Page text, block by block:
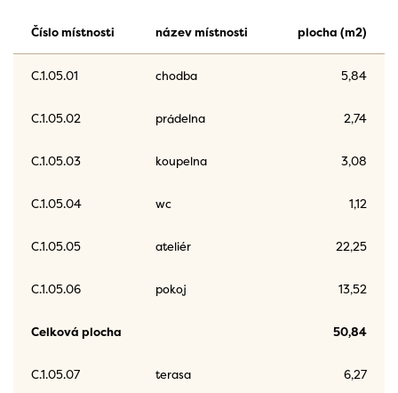
Číslo místnosti název místnosti plocha (m2)
C.1.05.01 chodba 5,84
C.1.05.02 prádelna 2,74
C.1.05.03 koupelna 3,08
C.1.05.04 wc 1,12
C.1.05.05 ateliér 22,25
C.1.05.06 pokoj 13,52
Celková plocha 50,84
C.1.05.07 terasa 6,27